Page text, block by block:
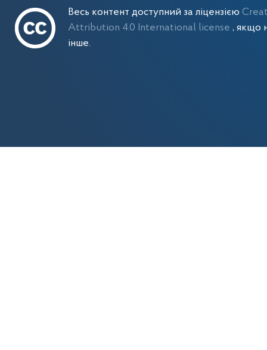
Весь контент доступний за ліцензією
Attribution 4.0 International license, якщо
інше.